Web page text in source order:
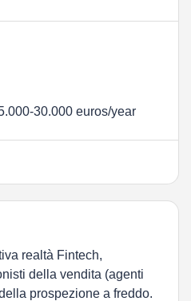
30.000 euros/year
realtà Fintech,
della vendita (agenti
prospezione a freddo.